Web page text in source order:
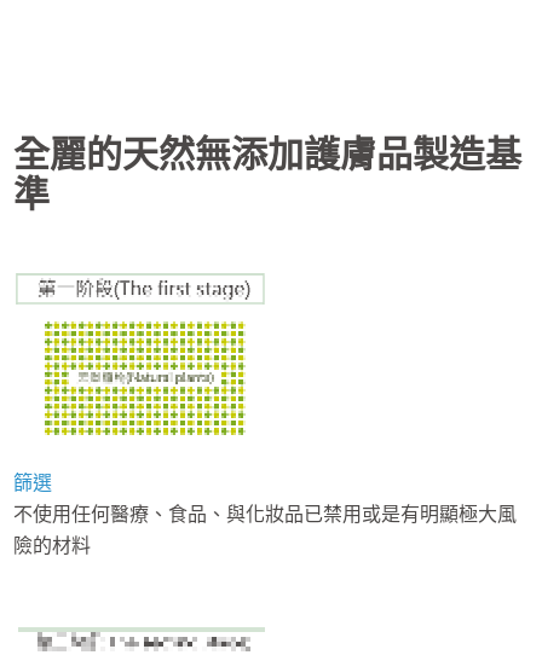
全麗的天然無添加護膚品製造基
準
篩選
不使用任何醫療、食品、與化妝品已禁用或是有明顯極大風
險的材料